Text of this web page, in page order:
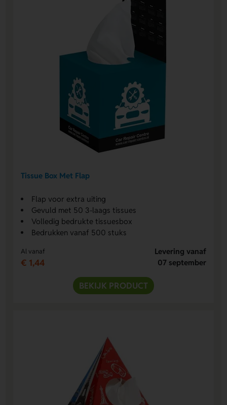
Tissue Box Met Flap
Flap voor extra uiting
Gevuld met 50 3-laags tissues
Volledig bedrukte tissuesbox
Bedrukken vanaf 500 stuks
Al vanaf
€ 1,44
Levering vanaf
07 september
BEKIJK PRODUCT